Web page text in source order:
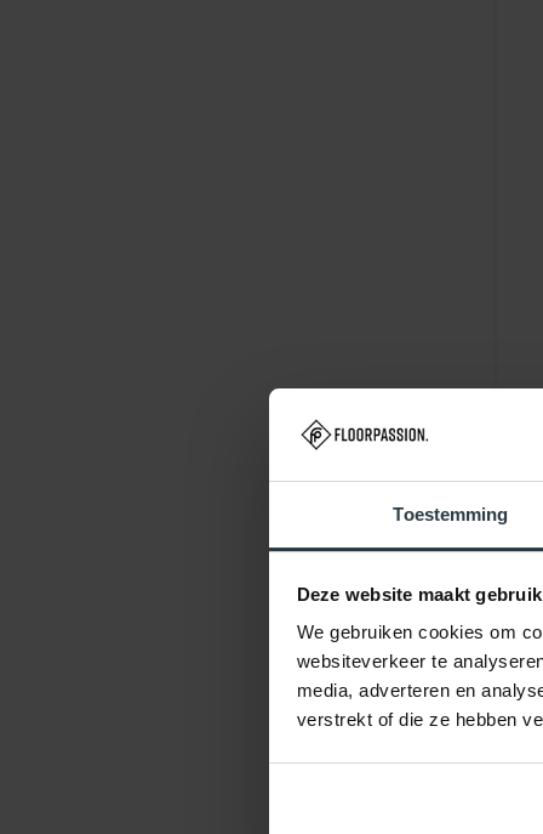
Toestemming
Deze website maakt
We gebruiken cookies om
websiteverkeer te
media, adverteren en
verstrekt of die ze hebben